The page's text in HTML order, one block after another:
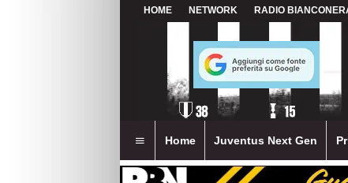
HOME NETWORK RADIO
Home Juventus Next Gen